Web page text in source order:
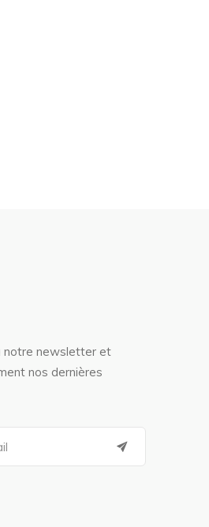
notre newsletter et
nos dernières